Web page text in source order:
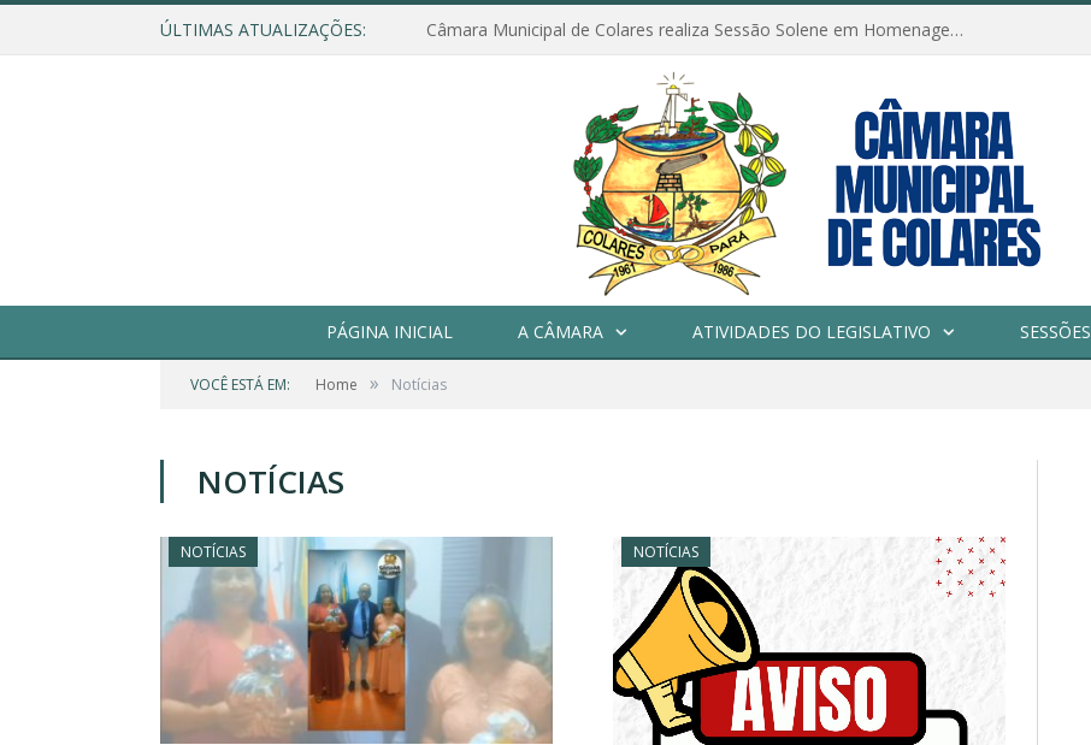
ÚLTIMAS ATUALIZAÇÕES: Câmara Municipal de Colares realiza Sessão Solene em Homenagem ao Dia das Mães
PÁGINA INICIAL A CÂMARA ATIVIDADES DO LEGISLATIVO SESSÕES
VOCÊ ESTÁ EM: Home » Notícias
NOTÍCIAS
NOTÍCIAS NOTÍCIAS